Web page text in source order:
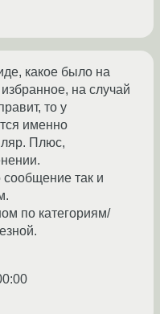
какое было на
на случай
то у
именно
Плюс,
сообщение так и
по категориям/